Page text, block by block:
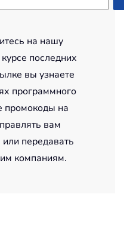
на нашу
последних
вы узнаете
программного
промокоды на
вам
передавать
компаниям.